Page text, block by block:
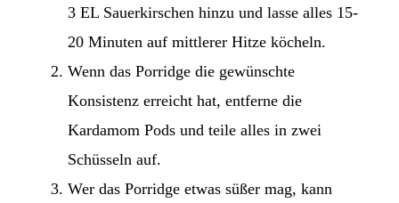
3 EL Sauerkirschen hinzu und lasse alles 15-
20 Minuten auf mittlerer Hitze köcheln.
Wenn das Porridge die gewünschte
Konsistenz erreicht hat, entferne die
Kardamom Pods und teile alles in zwei
Schüsseln auf.
Wer das Porridge etwas süßer mag, kann